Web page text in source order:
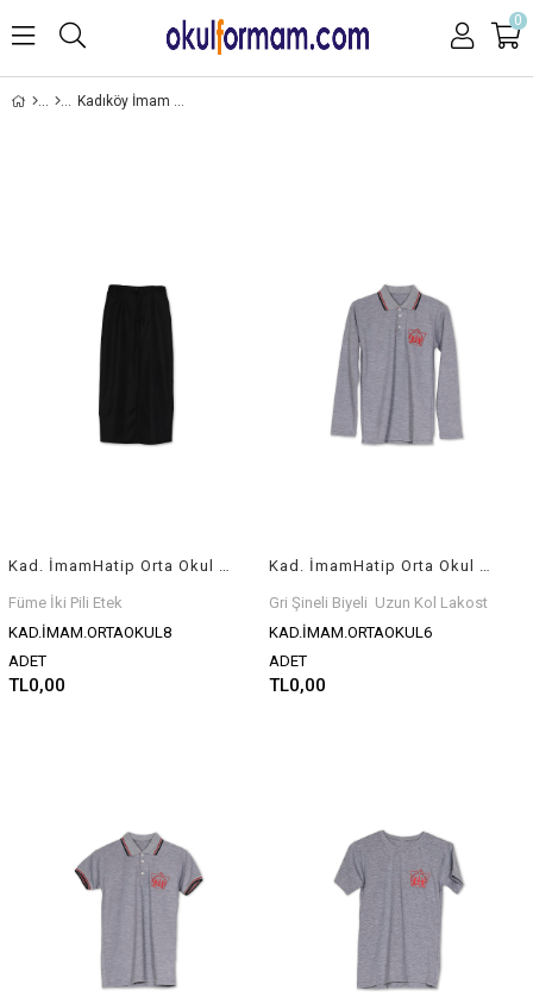
0
Kadıköy İmam Hatip Ortaokulu
Füme İki Pili Etek
KAD.İMAM.ORTAOKUL8
ADET
TL0,00
Gri Şineli Biyeli Uzun Kol Lakost
KAD.İMAM.ORTAOKUL6
ADET
TL0,00